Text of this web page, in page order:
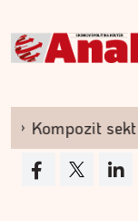
Kompozit